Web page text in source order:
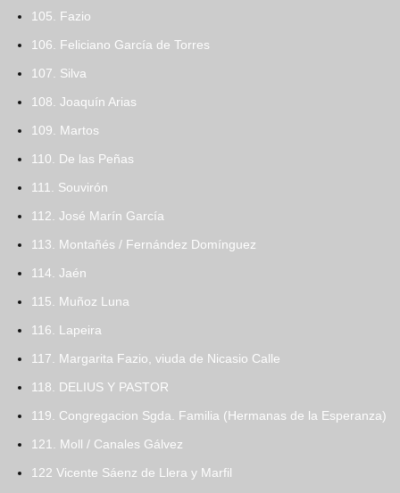
105. Fazio
106. Feliciano García de Torres
107. Silva
108. Joaquín Arias
109. Martos
110. De las Peñas
111. Souvirón
112. José Marín García
113. Montañés / Fernández Domínguez
114. Jaén
115. Muñoz Luna
116. Lapeira
117. Margarita Fazio, viuda de Nicasio Calle
118. DELIUS Y PASTOR
119. Congregacion Sgda. Familia (Hermanas de la Esperanza)
121. Moll / Canales Gálvez
122 Vicente Sáenz de Llera y Marfil